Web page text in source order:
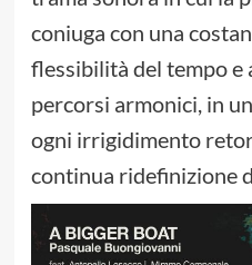
coniuga con una
flessibilità del tempo e
percorsi armonici, in
ogni irrigidimento
continua ridefinizione